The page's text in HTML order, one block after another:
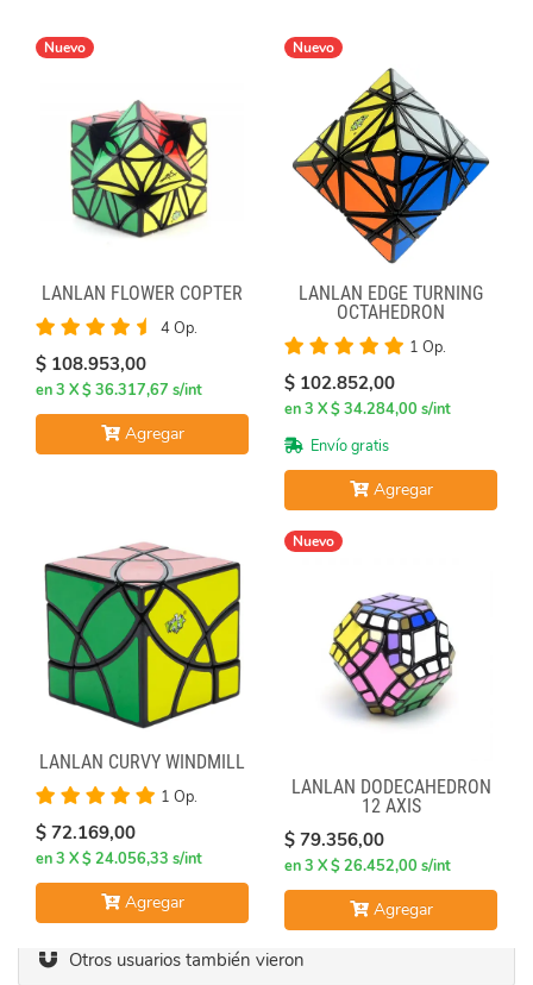
Nuevo
LANLAN FLOWER COPTER
4 Op.
$ 108.953,00
en 3 X $ 36.317,67 s/int
Agregar
Nuevo
LANLAN EDGE TURNING
OCTAHEDRON
1 Op.
$ 102.852,00
en 3 X $ 34.284,00 s/int
Envío gratis
Agregar
LANLAN CURVY WINDMILL
1 Op.
$ 72.169,00
en 3 X $ 24.056,33 s/int
Agregar
Nuevo
LANLAN DODECAHEDRON
12 AXIS
$ 79.356,00
en 3 X $ 26.452,00 s/int
Agregar
Otros usuarios también vieron